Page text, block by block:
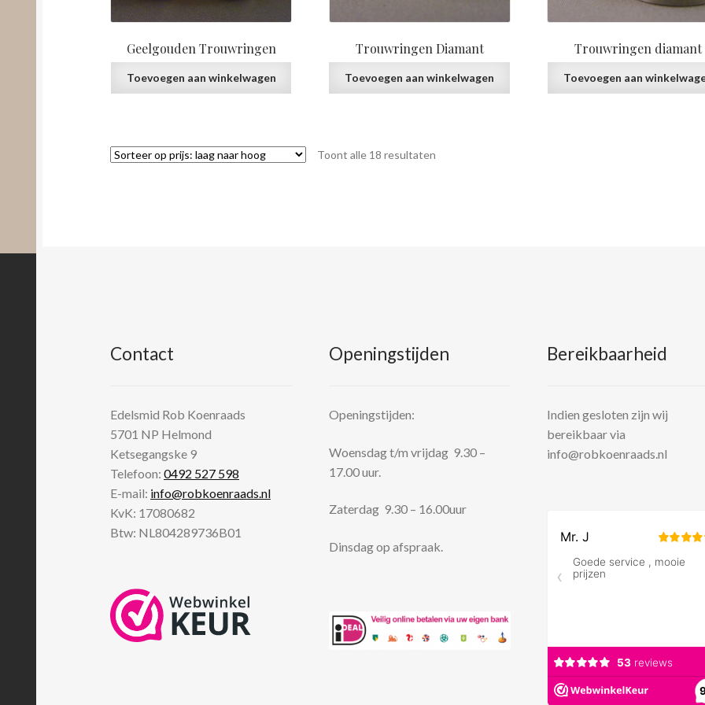
Geelgouden Trouwringen
Toevoegen aan winkelwagen
Trouwringen Diamant
Toevoegen aan winkelwagen
Trouwringen diamant
Toevoegen aan
Toont alle 18 resultaten
Contact
Edelsmid Rob Koenraads
5701 NP Helmond
Ketsegangske 9
Telefoon:0492 527 598
E-mail: info@robkoenraads.nl
KvK: 17080682
Btw: NL804289736B01
Openingstijden
Openingstijden:
Woensdag t/m vrijdag 9.30 –
17.00 uur.
Zaterdag 9.30 – 16.00uur
Dinsdag op afspraak.
Bereikbaarheid
Indien gesloten zijn wij
bereikbaar via
info@robkoenraads.nl